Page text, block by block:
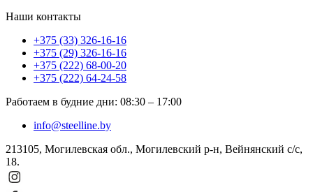
Наши контакты
+375 (33) 326-16-16
+375 (29) 326-16-16
+375 (222) 68-00-20
+375 (222) 64-24-58
Работаем в будние дни: 08:30 – 17:00
info@steelline.by
213105, Могилевская обл., Могилевский р-н, Вейнянский с/с,
18.